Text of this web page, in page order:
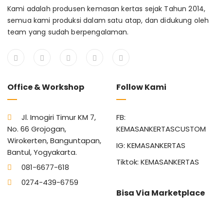
Kami adalah produsen kemasan kertas sejak Tahun 2014,
semua kami produksi dalam satu atap, dan didukung oleh
team yang sudah berpengalaman.
Office & Workshop
Jl. Imogiri Timur KM 7,
No. 66 Grojogan,
Wirokerten, Banguntapan,
Bantul, Yogyakarta.
081-6677-618
0274-439-6759
Follow Kami
FB:
KEMASANKERTASCUSTOM
IG: KEMASANKERTAS
Tiktok: KEMASANKERTAS
Bisa Via Marketplace